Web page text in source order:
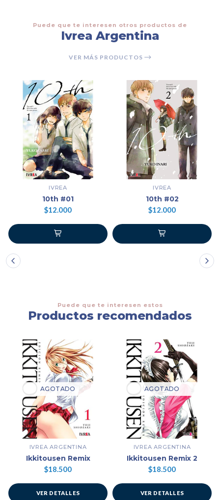
Puede que te interesen otros productos de
Ivrea Argentina
VER MÁS PRODUCTOS
IVREA
10th #01
$12.000
IVREA
10th #02
$12.000
Puede que te interesen estos
Productos recomendados
AGOTADO
IVREA ARGENTINA
Ikkitousen Remix
$18.500
VER DETALLES
AGOTADO
IVREA ARGENTINA
Ikkitousen Remix 2
$18.500
VER DETALLES